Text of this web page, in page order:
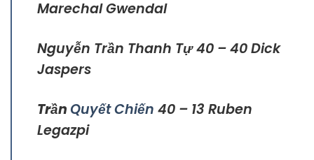
Marechal Gwendal
Nguyễn Trần Thanh Tự 40 – 40 Dick
Jaspers
Trần Quyết Chiến 40 – 13 Ruben
Legazpi